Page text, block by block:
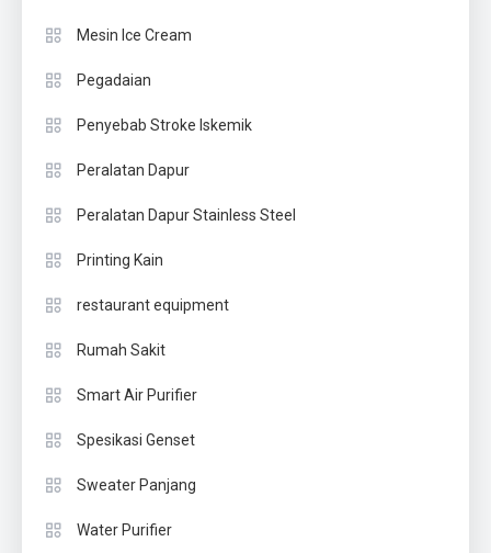
Mesin Ice Cream
Pegadaian
Penyebab Stroke Iskemik
Peralatan Dapur
Peralatan Dapur Stainless Steel
Printing Kain
restaurant equipment
Rumah Sakit
Smart Air Purifier
Spesikasi Genset
Sweater Panjang
Water Purifier